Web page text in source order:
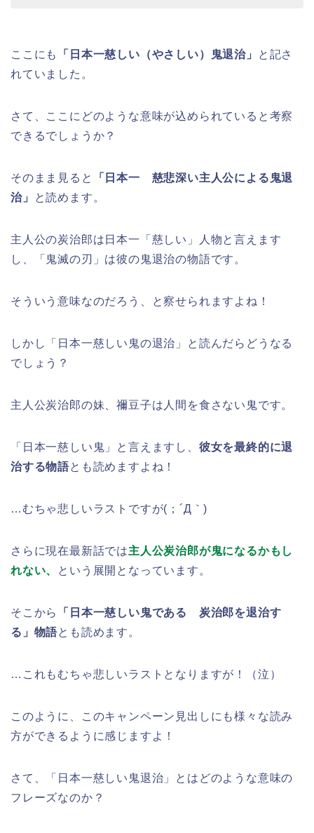
ここにも 「日本一慈しい（やさしい）鬼退治」
と記さ
れていました。
さて、ここにどのような意味が込められていると考察
できるでしょうか？
そのまま見ると
「日本一 慈悲深い主人公による鬼退
治」
と読めます。
主人公の炭治郎は日本一「慈しい」人物と言えます
し、「鬼滅の刃」は彼の鬼退治の物語です。
そういう意味なのだろう、と察せられますよね！
しかし「日本一慈しい鬼の退治」と読んだらどうなる
でしょう？
主人公炭治郎の妹、禰󠄀豆子は人間を食さない鬼です。
「日本一慈しい鬼」と言えますし、 彼女を最終的に退
治する物語とも読めますよね！
…むちゃ悲しいラストですが(；´Д｀)
さらに現在最新話では主人公炭治郎が鬼になるかもし
れない、
という展開となっています。
そこから
「日本一慈しい鬼である 炭治郎を退治す
る」物語とも読めます。
…これもむちゃ悲しいラストとなりますが！（泣）
このように、このキャンペーン見出しにも様々な読み
方ができるように感じますよ！
さて、「日本一慈しい鬼退治」とはどのような意味の
フレーズなのか？